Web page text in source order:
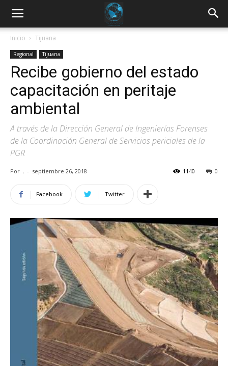
Inicio Tijuana
Regional Tijuana
Recibe gobierno del estado
capacitación en peritaje
ambiental
A través de la Dirección General de Ingenierías Forenses
de la Coordinación General de Servicios periciales de la
PGR
Por . - septiembre 26, 2018 0
1140
Facebook Twitter